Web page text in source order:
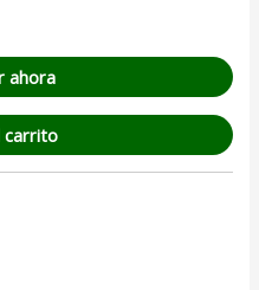
ahora
carrito